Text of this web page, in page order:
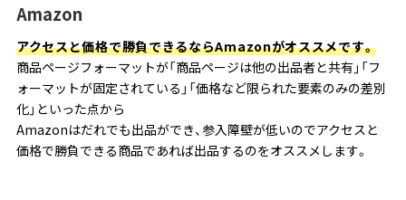
Amazon
アクセスと価格で勝負できるならAmazonがオススメです。
商品ページフォーマットが「商品ページは他の出品者と共有」「フ
ォーマットが固定されている」「価格など限られた要素のみの差別
化」といった点から
Amazonはだれでも出品ができ、参入障壁が低いのでアクセスと
価格で勝負できる商品であれば出品するのをオススメします。